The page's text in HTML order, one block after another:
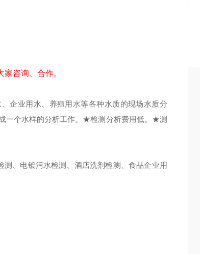
咨询、合作。
企业用水、养殖用水等各种水质的现场水质分
个水样的分析工作。 ★检测分析费用低。 ★测
、电镀污水检测、酒店洗剂检测、食品企业用